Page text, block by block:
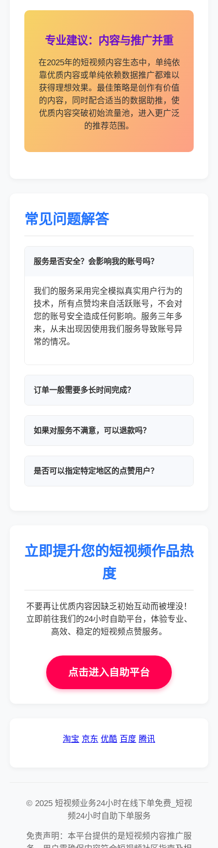
专业建议：内容与推广并重
在2025年的短视频内容生态中，单纯依
靠优质内容或单纯依赖数据推广都难以
获得理想效果。最佳策略是创作有价值
的内容，同时配合适当的数据助推，使
优质内容突破初始流量池，进入更广泛
的推荐范围。
常见问题解答
服务是否安全？会影响我的账号吗？
我们的服务采用完全模拟真实用户行为的
技术，所有点赞均来自活跃账号，不会对
您的账号安全造成任何影响。服务三年多
来，从未出现因使用我们服务导致账号异
常的情况。
订单一般需要多长时间完成？
如果对服务不满意，可以退款吗？
是否可以指定特定地区的点赞用户？
立即提升您的短视频作品热
度
不要再让优质内容因缺乏初始互动而被埋没！
立即前往我们的24小时自助平台，体验专业、
高效、稳定的短视频点赞服务。
点击进入自助平台
淘宝 京东 优酷 百度 腾讯
© 2025 短视频业务24小时在线下单免费_短视
频24小时自助下单服务
免责声明：本平台提供的是短视频内容推广服